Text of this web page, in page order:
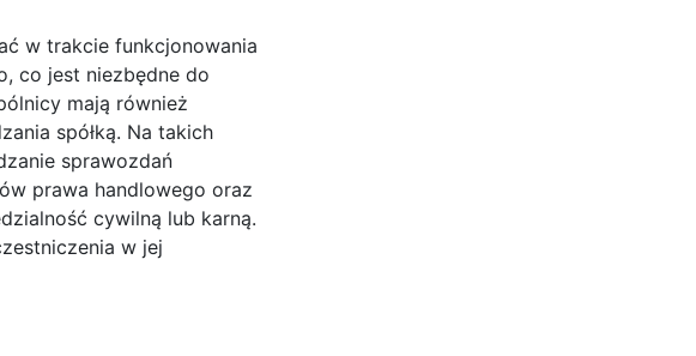
w trakcie funkcjonowania
co jest niezbędne do
mają również
spółką. Na takich
sprawozdań
prawa handlowego oraz
cywilną lub karną.
w jej